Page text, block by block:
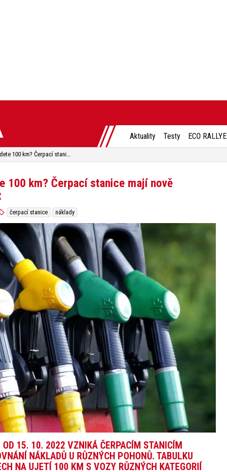
Aktuality Testy ECO RALLYE
Za kolik korun ujedete 100 km? Čerpací stanice mají nově povinnost vám to říct
100 km? Čerpací stanice mají nově
čerpací stanice náklady
15. 10. 2022 VZNIKÁ ČERPACÍM STANICÍM
NÁKLADŮ U RŮZNÝCH POHONŮ. TABULKU
NA UJETÍ 100 KM S VOZY RŮZNÝCH KATEGORIÍ